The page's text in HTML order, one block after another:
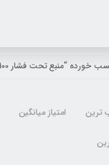
تحت فشار 100 لیتری الکتروساز”
امتیاز میانگین